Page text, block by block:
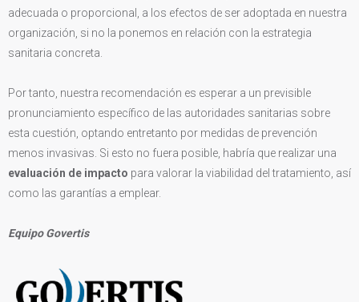
adecuada o proporcional, a los efectos de ser adoptada en nuestra
organización, si no la ponemos en relación con la estrategia
sanitaria concreta.
Por tanto, nuestra recomendación es esperar a un previsible
pronunciamiento específico de las autoridades sanitarias sobre
esta cuestión, optando entretanto por medidas de prevención
menos invasivas. Si esto no fuera posible, habría que realizar una
evaluación de impacto para valorar la viabilidad del tratamiento, así
como las garantías a emplear.
Equipo Govertis